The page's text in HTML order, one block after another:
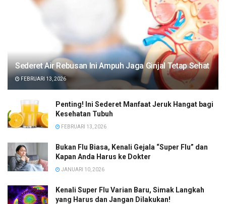
Sederet Air Rebusan Ini Ampuh Jaga Ginjal Tetap Sehat
FEBRUARI 13, 2026
Penting! Ini Sederet Manfaat Jeruk Hangat bagi
Kesehatan Tubuh
FEBRUARI 13, 2026
Bukan Flu Biasa, Kenali Gejala “Super Flu” dan
Kapan Anda Harus ke Dokter
JANUARI 10, 2026
Kenali Super Flu Varian Baru, Simak Langkah
yang Harus dan Jangan Dilakukan!